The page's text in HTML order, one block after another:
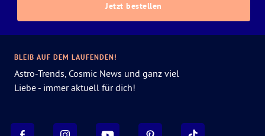
Jetzt bestellen
BLEIB AUF DEM LAUFENDEN!
Astro-Trends, Cosmic News und ganz viel
Liebe - immer aktuell für dich!